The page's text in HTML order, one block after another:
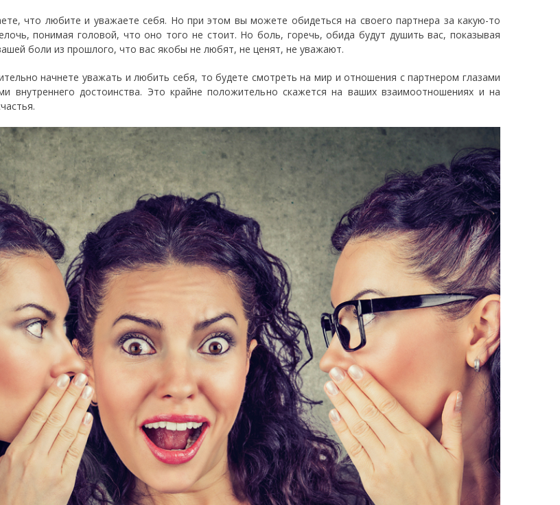
что любите и уважаете себя. Но при этом вы можете обидеться на своего партнера за какую-то
понимая головой, что оно того не стоит. Но боль, горечь, обида будут душить вас, показывая
боли из прошлого, что вас якобы не любят, не ценят, не уважают.
начнете уважать и любить себя, то будете смотреть на мир и отношения с партнером глазами
внутреннего достоинства. Это крайне положительно скажется на ваших взаимоотношениях и на